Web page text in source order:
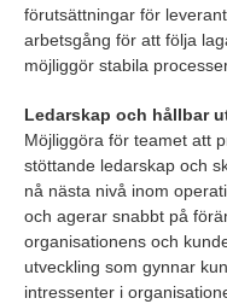
förutsättningar för
arbetsgång för att följa
möjliggör stabila
Ledarskap och hållbar
Möjliggöra för teamet att
stöttande ledarskap och
nå nästa nivå inom
och agerar snabbt på
organisationens och
utveckling som gynnar
intressenter i